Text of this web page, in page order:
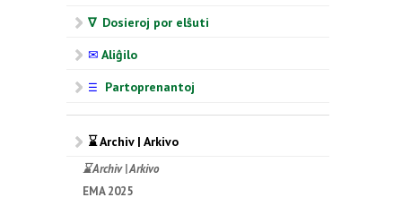
∇ Dosieroj por elŝuti
✉ Aliĝilo
☰ Partoprenantoj
⌛ Archiv | Arkivo
⌛ Archiv | Arkivo
EMA 2025